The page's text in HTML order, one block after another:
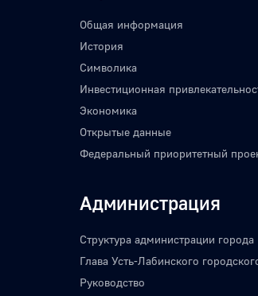
Общая информация
История
Символика
Инвестиционная
Экономика
Открытые данные
Федеральный приоритетный
Администрация
Структура администрации города
Глава Усть-Лабинского
Руководство